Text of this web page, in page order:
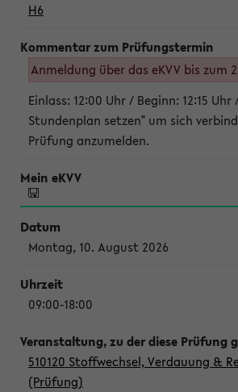
H6
Anmeldung über das eKVV bis zum
Einlass: 12:00 Uhr / Beginn: 12:15
Stundenplan setzen" um sich
Prüfung anzumelden.
Montag, 10. August 2026
09:00-18:00
510120 Stoffwechsel, Verdauung &
(Prüfung)